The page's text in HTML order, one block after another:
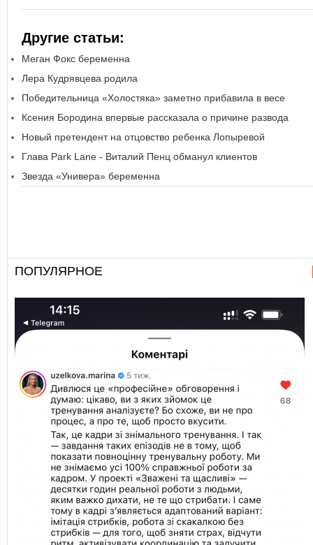
Другие статьи:
Меган Фокс беременна
Лера Кудрявцева родила
Победительница «Холостяка» заметно прибавила в весе
Ксения Бородина впервые рассказала о причине развода
Новый претендент на отцовство ребенка Лопыревой
Глава Park Lane - Виталий Пенц обманул клиентов
Звезда «Универа» беременна
ПОПУЛЯРНОЕ